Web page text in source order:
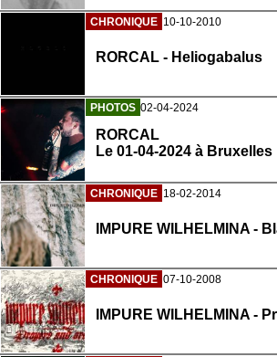
CHRONIQUE 10-10-2010
RORCAL - Heliogabalus
PHOTOS 02-04-2024
RORCAL
Le 01-04-2024 à Bruxelles
CHRONIQUE 18-02-2014
IMPURE WILHELMINA -
CHRONIQUE 07-10-2008
IMPURE WILHELMINA -